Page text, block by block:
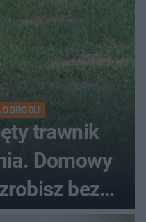
trawnik
Domowy
bez